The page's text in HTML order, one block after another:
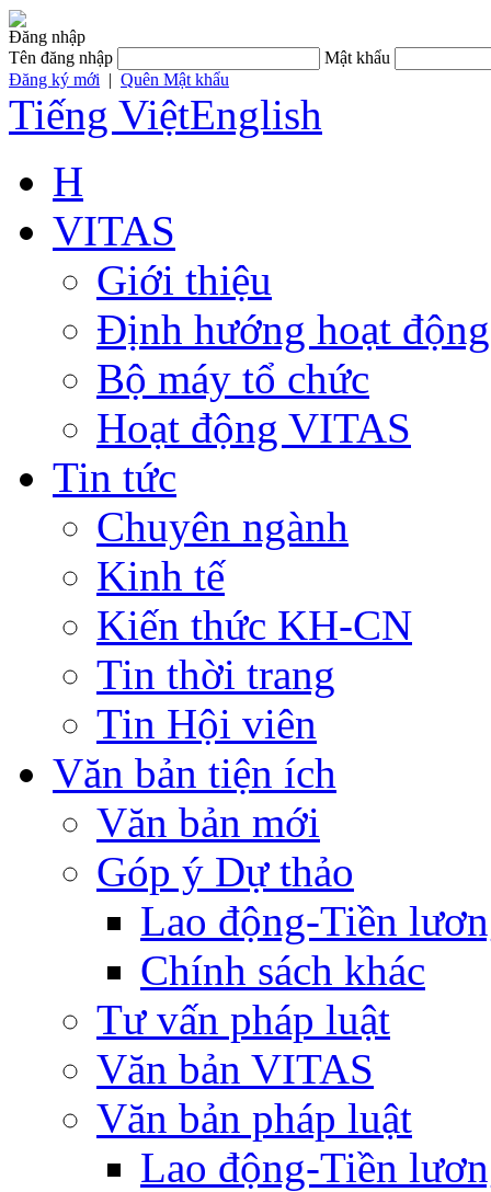
Đăng nhập
Tên đăng nhập
Mật khẩu
Đăng ký mới | Quên Mật khẩu
Tiếng ViệtEnglish
H
VITAS
Giới thiệu
Định hướng hoạt động
Bộ máy tổ chức
Hoạt động VITAS
Tin tức
Chuyên ngành
Kinh tế
Kiến thức KH-CN
Tin thời trang
Tin Hội viên
Văn bản tiện ích
Văn bản mới
Góp ý Dự thảo
Lao động-Tiền
Chính sách khác
Tư vấn pháp luật
Văn bản VITAS
Văn bản pháp luật
Lao động-Tiền